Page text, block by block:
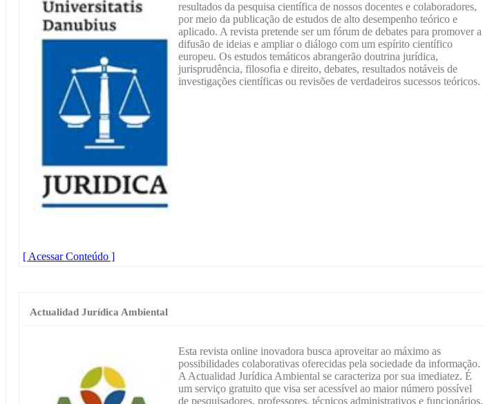
resultados da pesquisa científica de nossos docentes e colaboradores,
por meio da publicação de estudos de alto desempenho teórico e
aplicado. A revista pretende ser um fórum de debates para promover a
difusão de ideias e ampliar o diálogo com um espírito científico
europeu. Os estudos temáticos abrangerão doutrina jurídica,
jurisprudência, filosofia e direito, debates, resultados notáveis de
investigações científicas ou revisões de verdadeiros sucessos teóricos.
[ Acessar Conteúdo ]
Actualidad Jurídica Ambiental
Esta revista online inovadora busca aproveitar ao máximo as
possibilidades colaborativas oferecidas pela sociedade da informação.
A Actualidad Jurídica Ambiental se caracteriza por sua imediatez. É
um serviço gratuito que visa ser acessível ao maior número possível
de pesquisadores, professores, técnicos administrativos e funcionários,